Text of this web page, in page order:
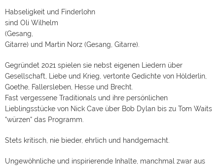
Habseligkeit und Finderlohn
sind Oli Wilhelm
(Gesang,
Gitarre) und Martin Norz (Gesang, Gitarre).
Gegründet 2021 spielen sie nebst eigenen Liedern über
Gesellschaft, Liebe und Krieg, vertonte Gedichte von Hölderlin,
Goethe, Fallersleben, Hesse und Brecht.
Fast vergessene Traditionals und ihre persönlichen
Lieblingsstücke von Nick Cave über Bob Dylan bis zu Tom Waits
“würzen“ das Programm.
Stets kritisch, nie bieder, ehrlich und handgemacht.
Ungewöhnliche und inspirierende Inhalte, manchmal zwar aus